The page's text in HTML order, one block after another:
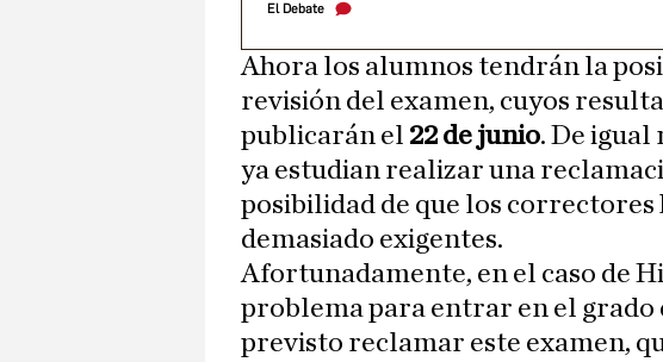
El Debate
Ahora los alumnos tendrán la
revisión del examen, cuyos
publicarán el 22 de junio. De
ya estudian realizar una
posibilidad de que los correctores
demasiado exigentes.
Afortunadamente, en el caso de
problema para entrar en el grado
previsto reclamar este examen,